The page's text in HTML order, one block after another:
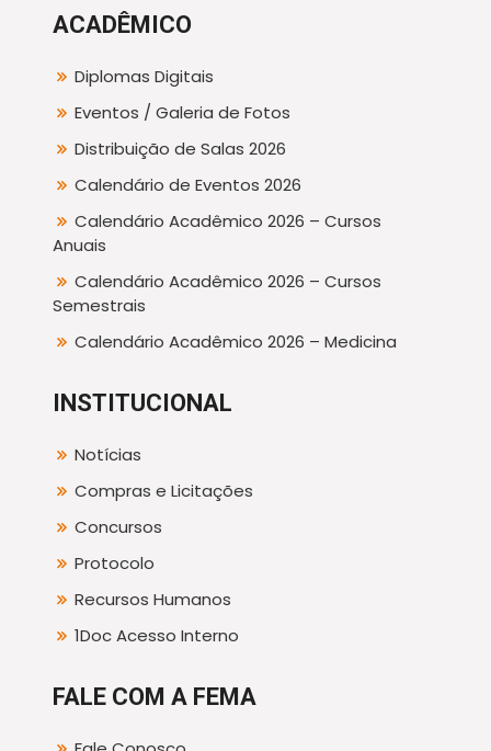
ACADÊMICO
Diplomas Digitais
Eventos / Galeria de Fotos
Distribuição de Salas 2026
Calendário de Eventos 2026
Calendário Acadêmico 2026 – Cursos
Anuais
Calendário Acadêmico 2026 – Cursos
Semestrais
Calendário Acadêmico 2026 – Medicina
INSTITUCIONAL
Notícias
Compras e Licitações
Concursos
Protocolo
Recursos Humanos
1Doc Acesso Interno
FALE COM A FEMA